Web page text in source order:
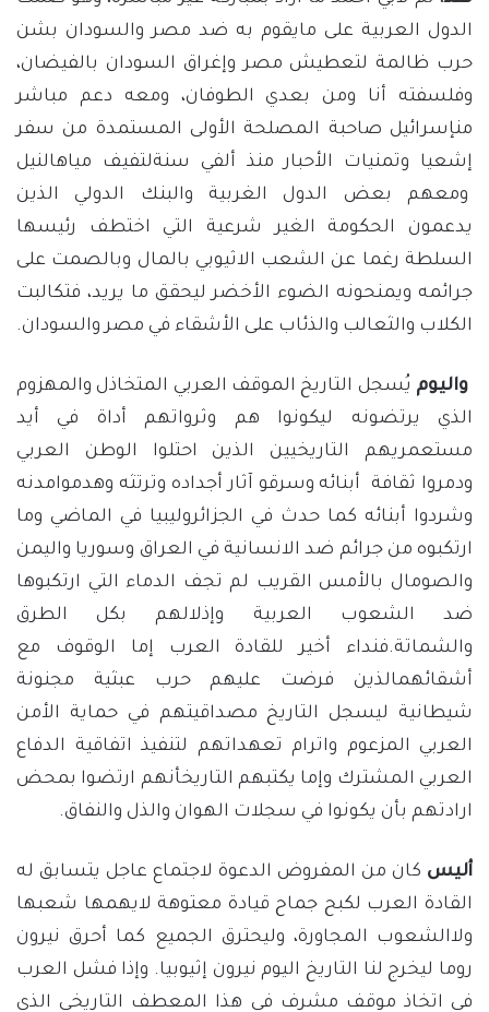
الدول العربية على مايقوم به ضد مصر والسودان بشن
حرب ظالمة لتعطيش مصر وإغراق السودان بالفيضان،
وفلسفته أنا ومن بعدي الطوفان، ومعه دعم مباشر
منإسرائيل صاحبة المصلحة الأولى المستمدة من سفر
إشعيا وتمنيات الأحبار منذ ألفي سنةلتفيف مياهالنيل
ومعهم بعض الدول الغربية والبنك الدولي الذين
يدعمون الحكومة الغير شرعية التي اختطف رئيسها
السلطة رغما عن الشعب الاثيوبي بالمال وبالصمت على
جرائمه ويمنحونه الضوء الأخضر ليحقق ما يريد، فتكالبت
الكلاب والثعالب والذئاب على الأشقاء في مصر والسودان.
واليوم يُسجل التاريخ الموقف العربي المتخاذل والمهزوم
الذي يرتضونه ليكونوا هم وثرواتهم أداة في أيد
مستعمريهم التاريخيين الذين احتلوا الوطن العربي
ودمروا ثقافة أبنائه وسرقو آثار أجداده وترتثه وهدموامدنه
وشردوا أبنائه كما حدث في الجزائروليبيا في الماضي وما
ارتكبوه من جرائم ضد الانسانية في العراق وسوريا واليمن
والصومال بالأمس القريب لم تجف الدماء التي ارتكبوها
ضد الشعوب العربية وإذلالهم بكل الطرق
والشماتة.فنداء أخير للقادة العرب إما الوقوف مع
أشقائهمالذين فرضت عليهم حرب عبثية مجنونة
شيطانية ليسجل التاريخ مصداقيتهم في حماية الأمن
العربي المزعوم واترام تعهداتهم لتنفيذ اتفاقية الدفاع
العربي المشترك وإما يكتبهم التاريخأنهم ارتضوا بمحض
ارادتهم بأن يكونوا في سجلات الهوان والذل والنفاق.
أليس كان من المفروض الدعوة لاجتماع عاجل يتسابق له
القادة العرب لكبح جماح قيادة معتوهة لايهمها شعبها
ولاالشعوب المجاورة، وليحترق الجميع كما أحرق نيرون
روما ليخرج لنا التاريخ اليوم نيرون إثيوبيا. وإذا فشل العرب
في اتخاذ موقف مشرف في هذا المعطف التاريخي الذي